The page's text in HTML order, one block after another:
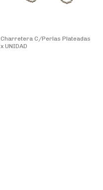
Charretera C/Perlas Plateadas
x UNIDAD